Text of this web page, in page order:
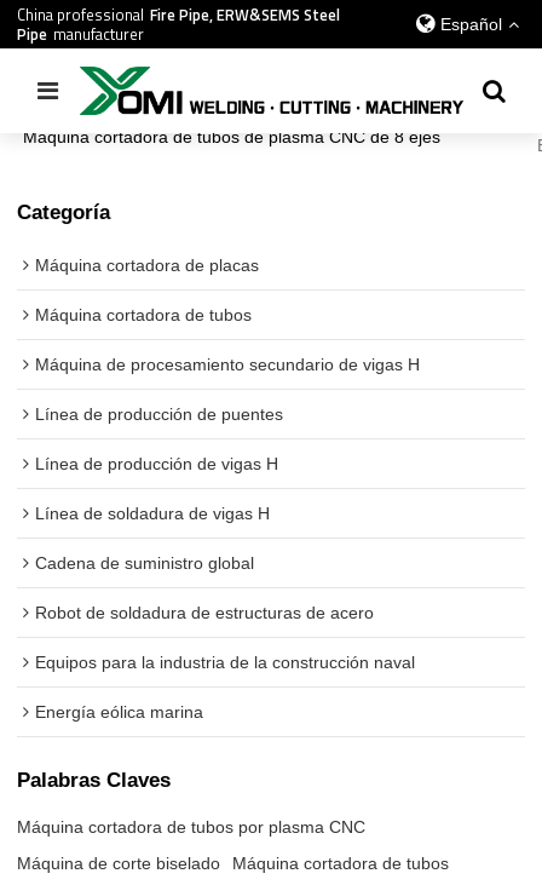
China professional Fire Pipe, ERW&SEMS Steel
Pipe manufacturer Español
todos / Máquina cortadora de tubos /
Máquina cortadora de tubos de plasma CNC de 8 ejes
Categoría
Máquina cortadora de placas
Máquina cortadora de tubos
Máquina de procesamiento secundario de vigas H
Línea de producción de puentes
Línea de producción de vigas H
Línea de soldadura de vigas H
Cadena de suministro global
Robot de soldadura de estructuras de acero
Equipos para la industria de la construcción naval
Energía eólica marina
Palabras Claves
Máquina cortadora de tubos por plasma CNC
Máquina de corte biselado
Máquina cortadora de tubos